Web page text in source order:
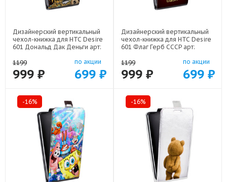
Дизайнерский вертикальный
чехол-книжка для HTC Desire
601 Дональд Дак Деньги арт:
1199
999 ₽
по акции
699 ₽
Дизайнерский вертикальный
чехол-книжка для HTC Desire
601 Флаг Герб СССР арт:
1199
999 ₽
по акции
699 ₽
-16% -16%